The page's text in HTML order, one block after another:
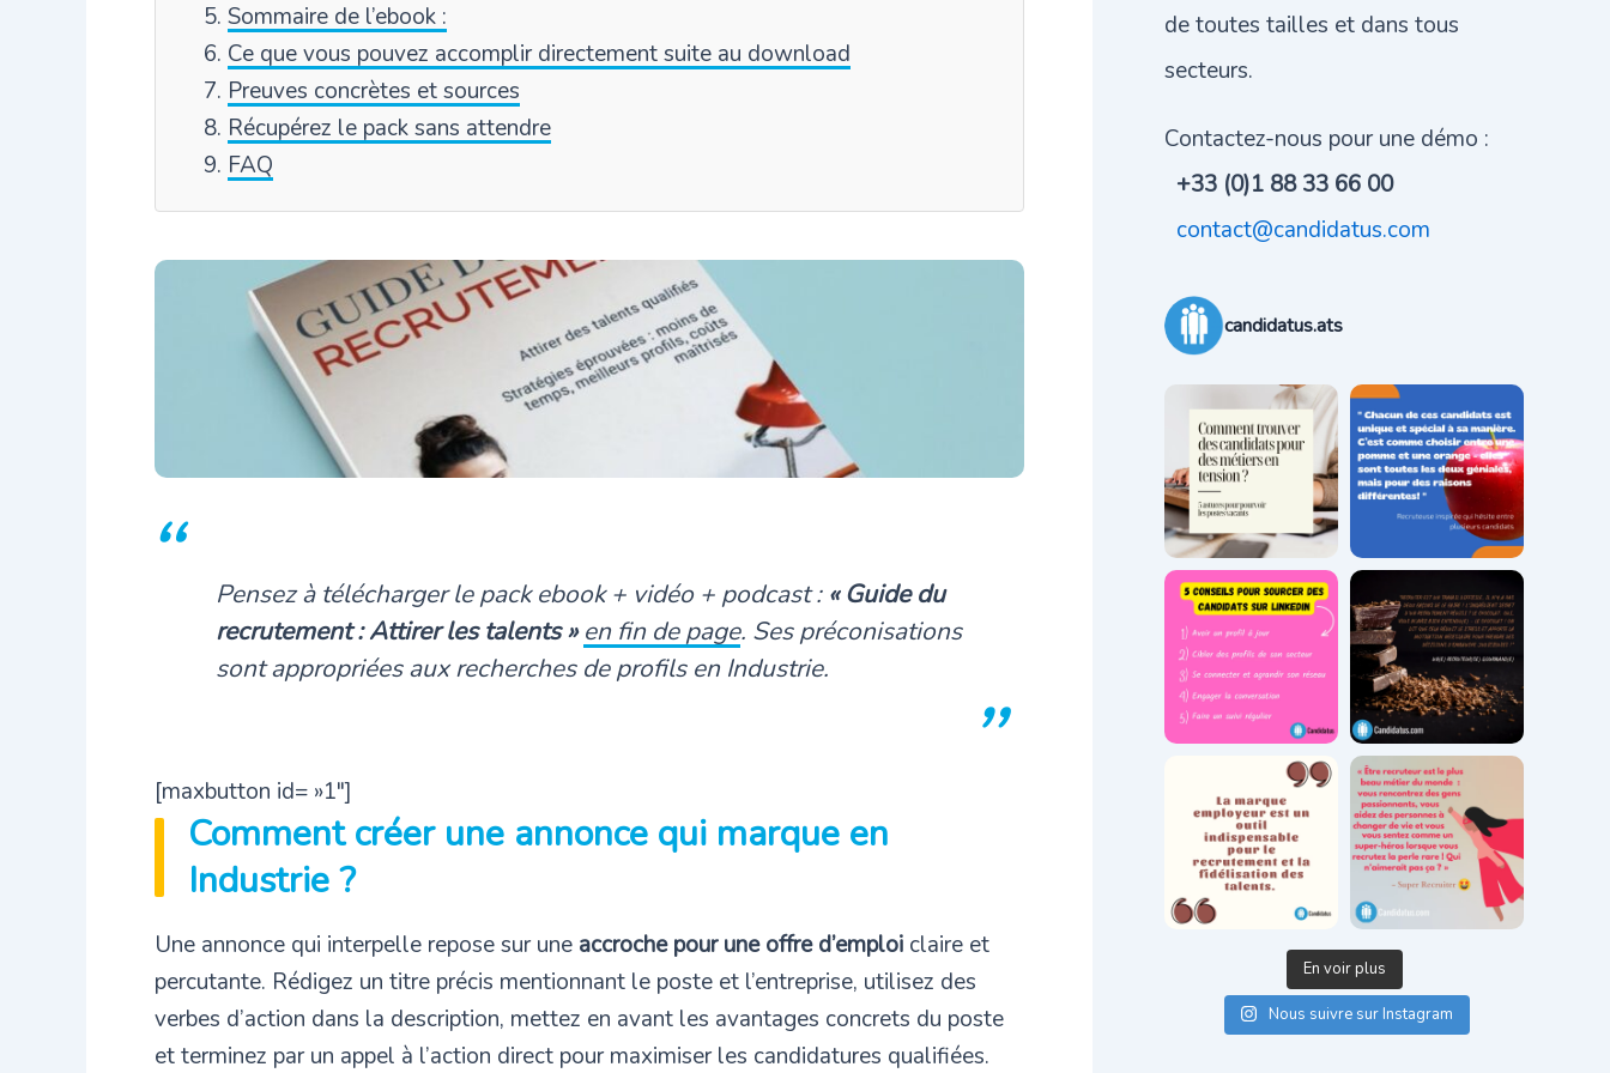
Sommaire de l’ebook :
Ce que vous pouvez accomplir directement suite au download
Preuves concrètes et sources
Récupérez le pack sans attendre
FAQ
Pensez à télécharger le pack ebook + vidéo + podcast : « Guide du
recrutement : Attirer les talents » en fin de page. Ses préconisations
sont appropriées aux recherches de profils en Industrie.
[maxbutton id= »1″]
Comment créer une annonce qui marque en
Industrie ?
Une annonce qui interpelle repose sur une accroche pour une offre d’emploi claire et
percutante. Rédigez un titre précis mentionnant le poste et l’entreprise, utilisez des
verbes d’action dans la description, mettez en avant les avantages concrets du poste
et terminez par un appel à l’action direct pour maximiser les candidatures qualifiées.
de toutes tailles et dans tous
secteurs.
Contactez-nous pour une démo :
+33 (0)1 88 33 66 00
contact@candidatus.com
candidatus.ats
En voir plus
Nous suivre sur Instagram